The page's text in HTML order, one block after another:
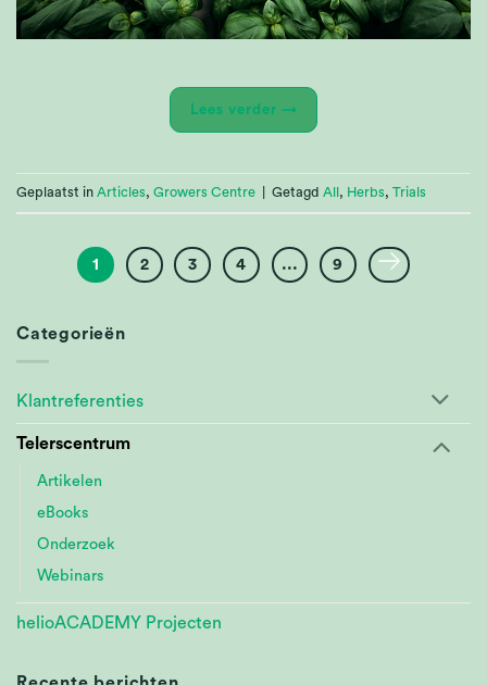
Lees verder →
Geplaatst in Articles, Growers Centre Getagd All , Herbs, Trials
1 2 3 4 ... 9
Categorieën
Klantreferenties
Telerscentrum
Artikelen
eBooks
Onderzoek
Webinars
helioACADEMY Projecten